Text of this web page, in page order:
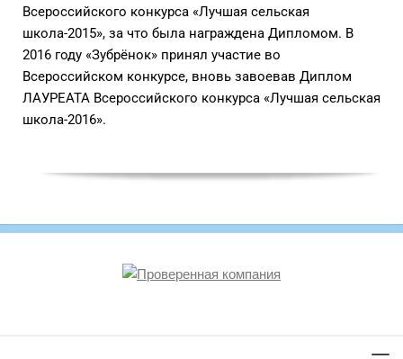
Всероссийского конкурса «Лучшая сельская
школа-2015», за что была награждена Дипломом. В
2016 году «Зубрёнок» принял участие во
Всероссийском конкурсе, вновь завоевав Диплом
ЛАУРЕАТА Всероссийского конкурса «Лучшая сельская
школа-2016».